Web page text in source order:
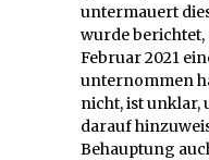
untermauert
wurde berichtet,
Februar 2021
unternommen
nicht, ist unklar,
darauf
Behauptung